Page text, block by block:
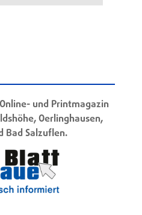
und Printmagazin
Oerlinghausen,
Bad Salzuflen.